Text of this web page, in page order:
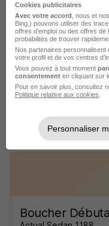
Alternance
Technicien de
Réseaux -
EDF
Sedan - 08
Voir l’offre
Boucher
Cookies publicitaires
Avec votre accord , nous et
Bing,) pouvons utiliser des
offres d’emploi ou des offres
probabilités de trouver
Nos partenaires
votre profil et de vos centres
Vous pouvez à tout moment
consentement en cliquant sur
Pour en savoir plus, consultez
Politique relative aux cookies
Personnaliser